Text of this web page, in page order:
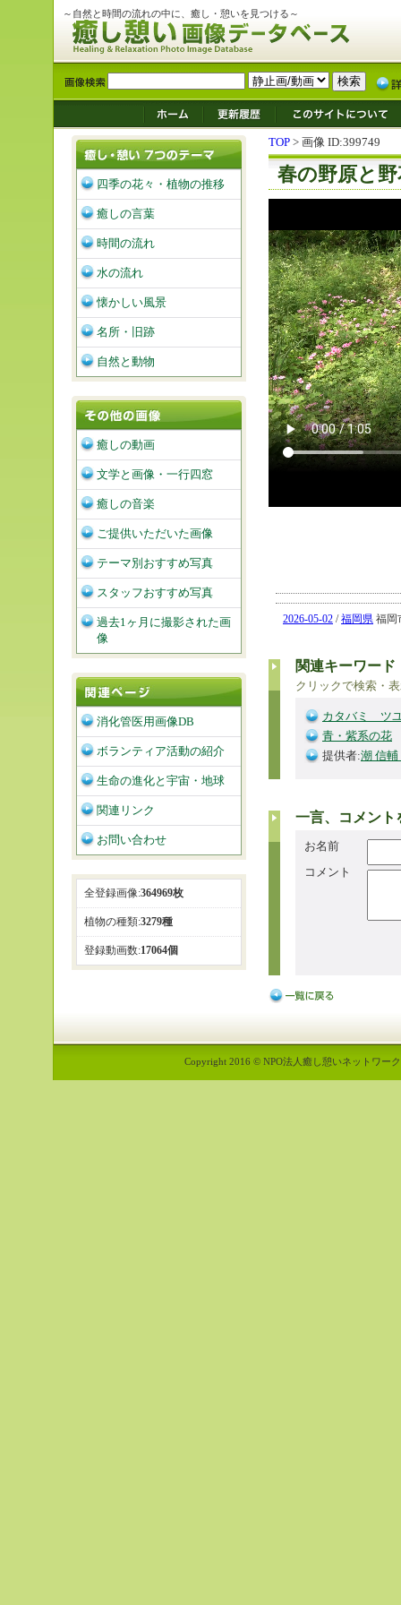
～自然と時間の流れの中に、癒し・憩いを見つける～
TOP > 画像 ID:399749
春の野原と
2026-05-02 /福岡県 福岡
関連キーワード
クリックで検索・
カタバミ ツ
青・紫系の花
提供者:潮 信
一言、コメント
お名前
コメント
四季の花々・植物の推移
癒しの言葉
時間の流れ
水の流れ
懐かしい風景
名所・旧跡
自然と動物
癒しの動画
文学と画像・一行四窓
癒しの音楽
ご提供いただいた画像
テーマ別おすすめ写真
スタッフおすすめ写真
過去1ヶ月に撮影された画
像
消化管医用画像DB
ボランティア活動の紹介
生命の進化と宇宙・地球
関連リンク
お問い合わせ
全登録画像:364969枚
植物の種類:3279種
登録動画数:17064個
Copyright 2016 © NPO法人癒し憩いネットワー